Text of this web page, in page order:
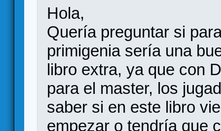
Hola,
Quería preguntar si
primigenia sería una
libro extra, ya que con
para el master, los
saber si en este libro
empezar o tendría que